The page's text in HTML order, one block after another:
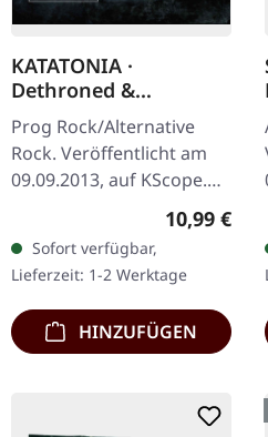
KATATONIA ·
Dethroned &
Uncrowned | DIGIPAK
CD
Prog Rock/Alternative
Rock. Veröffentlicht am
09.09.2013, auf KScope.
Uncrowned" ist ein
mutiges künstlerisches…
Regulärer
10,99 €
Sofort verfügbar,
Lieferzeit: 1-2 Werktage
HINZUFÜGEN